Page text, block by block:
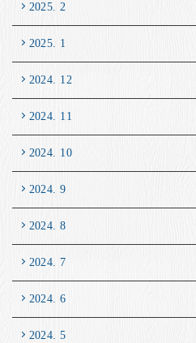
2025. 2
2025. 1
2024. 12
2024. 11
2024. 10
2024. 9
2024. 8
2024. 7
2024. 6
2024. 5